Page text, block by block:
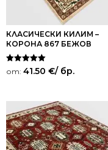
КЛАСИЧЕСКИ КИЛИМ –
КОРОНА 867 БЕЖОВ
Оценено на
5.00
от: 41.50 €/ бр.